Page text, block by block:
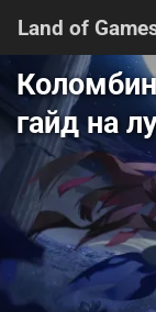
Land of
гайд на